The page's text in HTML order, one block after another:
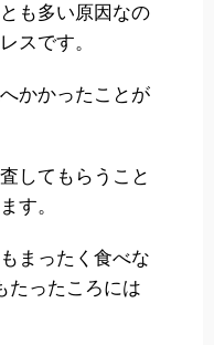
も多い原因なの
スです。
かかったことが
してもらうこと
す。
まったく食べな
たったころには